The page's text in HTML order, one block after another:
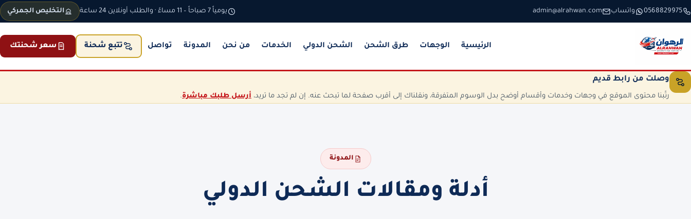
تخطَّ إلى المحتوى
0568829975 واتساب admin@alrahwan.com يومياً 7 صباحاً – 11 مساءً · والطلب أونلاين 24 ساعة التخليص الجمركي
الرئيسية الوجهات طرق الشحن الشحن الدولي الخدمات من نحن المدونة تواصل تتبع شحنة سعر شحنتك
وصلت من رابط قديم
رتّبنا محتوى الموقع في وجهات وخدمات وأقسام أوضح بدل الوسوم المتفرقة، ونقلناك إلى أقرب صفحة لما تبحث عنه. إن لم تجد ما تريد، أرسل طلبك مباشرة.
المدونة
أدلة ومقالات الشحن الدولي